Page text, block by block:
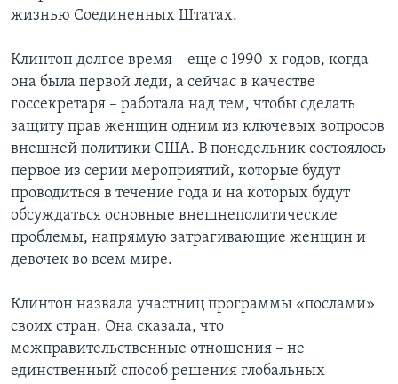
жизнью Соединенных Штатах.
Клинтон долгое время – еще с 1990-х годов, когда
она была первой леди, а сейчас в качестве
госсекретаря – работала над тем, чтобы сделать
защиту прав женщин одним из ключевых вопросов
внешней политики США. В понедельник состоялось
первое из серии мероприятий, которые будут
проводиться в течение года и на которых будут
обсуждаться основные внешнеполитические
проблемы, напрямую затрагивающие женщин и
девочек во всем мире.
Клинтон назвала участниц программы «послами»
своих стран. Она сказала, что
межправительственные отношения – не
единственный способ решения глобальных